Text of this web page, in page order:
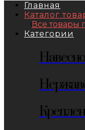
Главная
Каталог
Все товары
Категории